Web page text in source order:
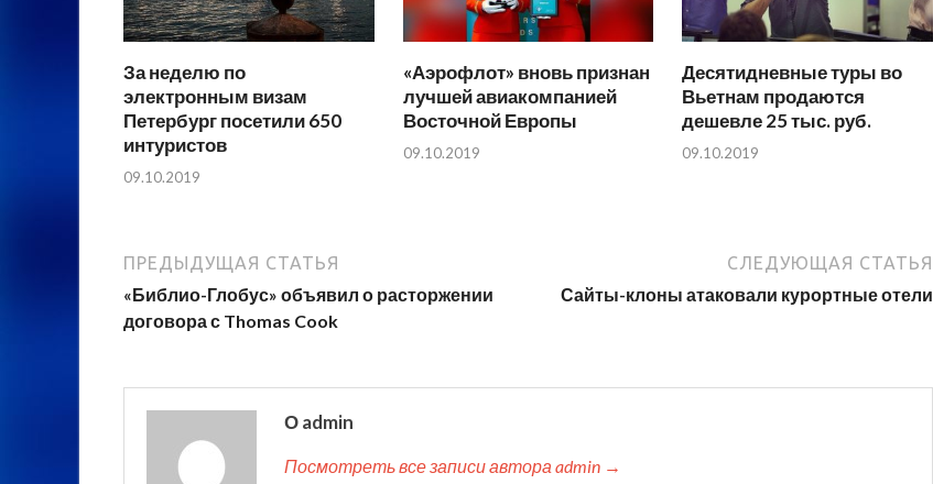
За неделю по
электронным визам
Петербург посетили 650
интуристов
09.10.2019
«Аэрофлот» вновь признан
лучшей авиакомпанией
Восточной Европы
09.10.2019
Десятидневные туры во
Вьетнам продаются
дешевле 25 тыс. руб.
09.10.2019
ПРЕДЫДУЩАЯ СТАТЬЯ
«Библио-Глобус» объявил о расторжении
договора с Thomas Cook
СЛЕДУЮЩАЯ СТАТЬЯ
Сайты-клоны атаковали курортные отели
О admin
Посмотреть все записи автора admin →